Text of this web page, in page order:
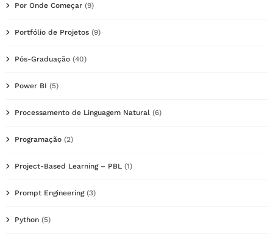
Por Onde Começar (9)
Portfólio de Projetos (9)
Pós-Graduação (40)
Power BI (5)
Processamento de Linguagem Natural (6)
Programação (2)
Project-Based Learning – PBL (1)
Prompt Engineering(3)
Python (5)